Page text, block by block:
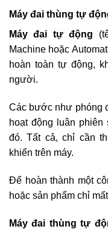
Máy đai thùng tự
Máy đai tự động
Machine hoặc
hoàn toàn tự động,
người.
Các bước như phóng
hoạt động luân phiên
đó. Tất cả, chỉ cần
khiển trên máy.
Để hoàn thành một
hoặc sản phẩm chỉ
Máy đai thùng tự